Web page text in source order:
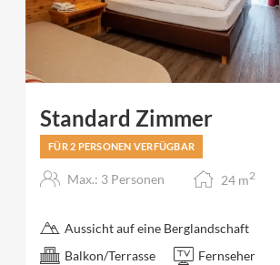
Standard Zimmer
FÜR 2 PERSONEN VERFÜGBAR
Max.: 3 Personen 24 m2
Aussicht auf eine Berglandschaft
Balkon/Terrasse
Fernseher